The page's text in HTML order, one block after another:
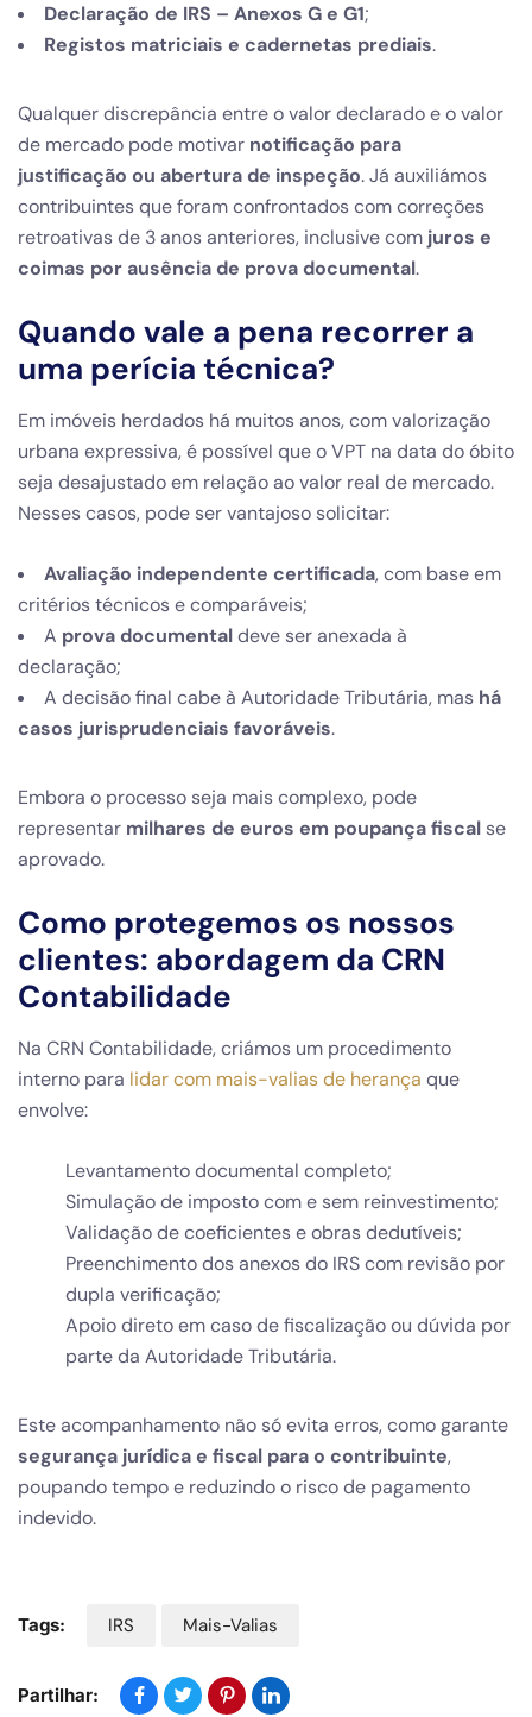
Declaração de IRS – Anexos G e G1;
Registos matriciais e cadernetas prediais.
Qualquer discrepância entre o valor declarado e o valor
de mercado pode motivar notificação para
justificação ou abertura de inspeção. Já auxiliámos
contribuintes que foram confrontados com correções
retroativas de 3 anos anteriores, inclusive com juros e
coimas por ausência de prova documental.
Quando vale a pena recorrer a
uma perícia técnica?
Em imóveis herdados há muitos anos, com valorização
urbana expressiva, é possível que o VPT na data do óbito
seja desajustado em relação ao valor real de mercado.
Nesses casos, pode ser vantajoso solicitar:
Avaliação independente certificada, com base em
critérios técnicos e comparáveis;
A prova documentaldeve ser anexada à
declaração;
A decisão final cabe à Autoridade Tributária, mas há
casos jurisprudenciais favoráveis.
Embora o processo seja mais complexo, pode
representar milhares de euros em poupança fiscal se
aprovado.
Como protegemos os nossos
clientes: abordagem da CRN
Contabilidade
Na CRN Contabilidade, criámos um procedimento
interno para lidar com mais-valias de herança que
envolve:
Levantamento documental completo;
Simulação de imposto com e sem reinvestimento;
Validação de coeficientes e obras dedutíveis;
Preenchimento dos anexos do IRS com revisão por
dupla verificação;
Apoio direto em caso de fiscalização ou dúvida por
parte da Autoridade Tributária.
Este acompanhamento não só evita erros, como garante
segurança jurídica e fiscal para o contribuinte,
poupando tempo e reduzindo o risco de pagamento
indevido.
Tags: IRS Mais-Valias
Partilhar: